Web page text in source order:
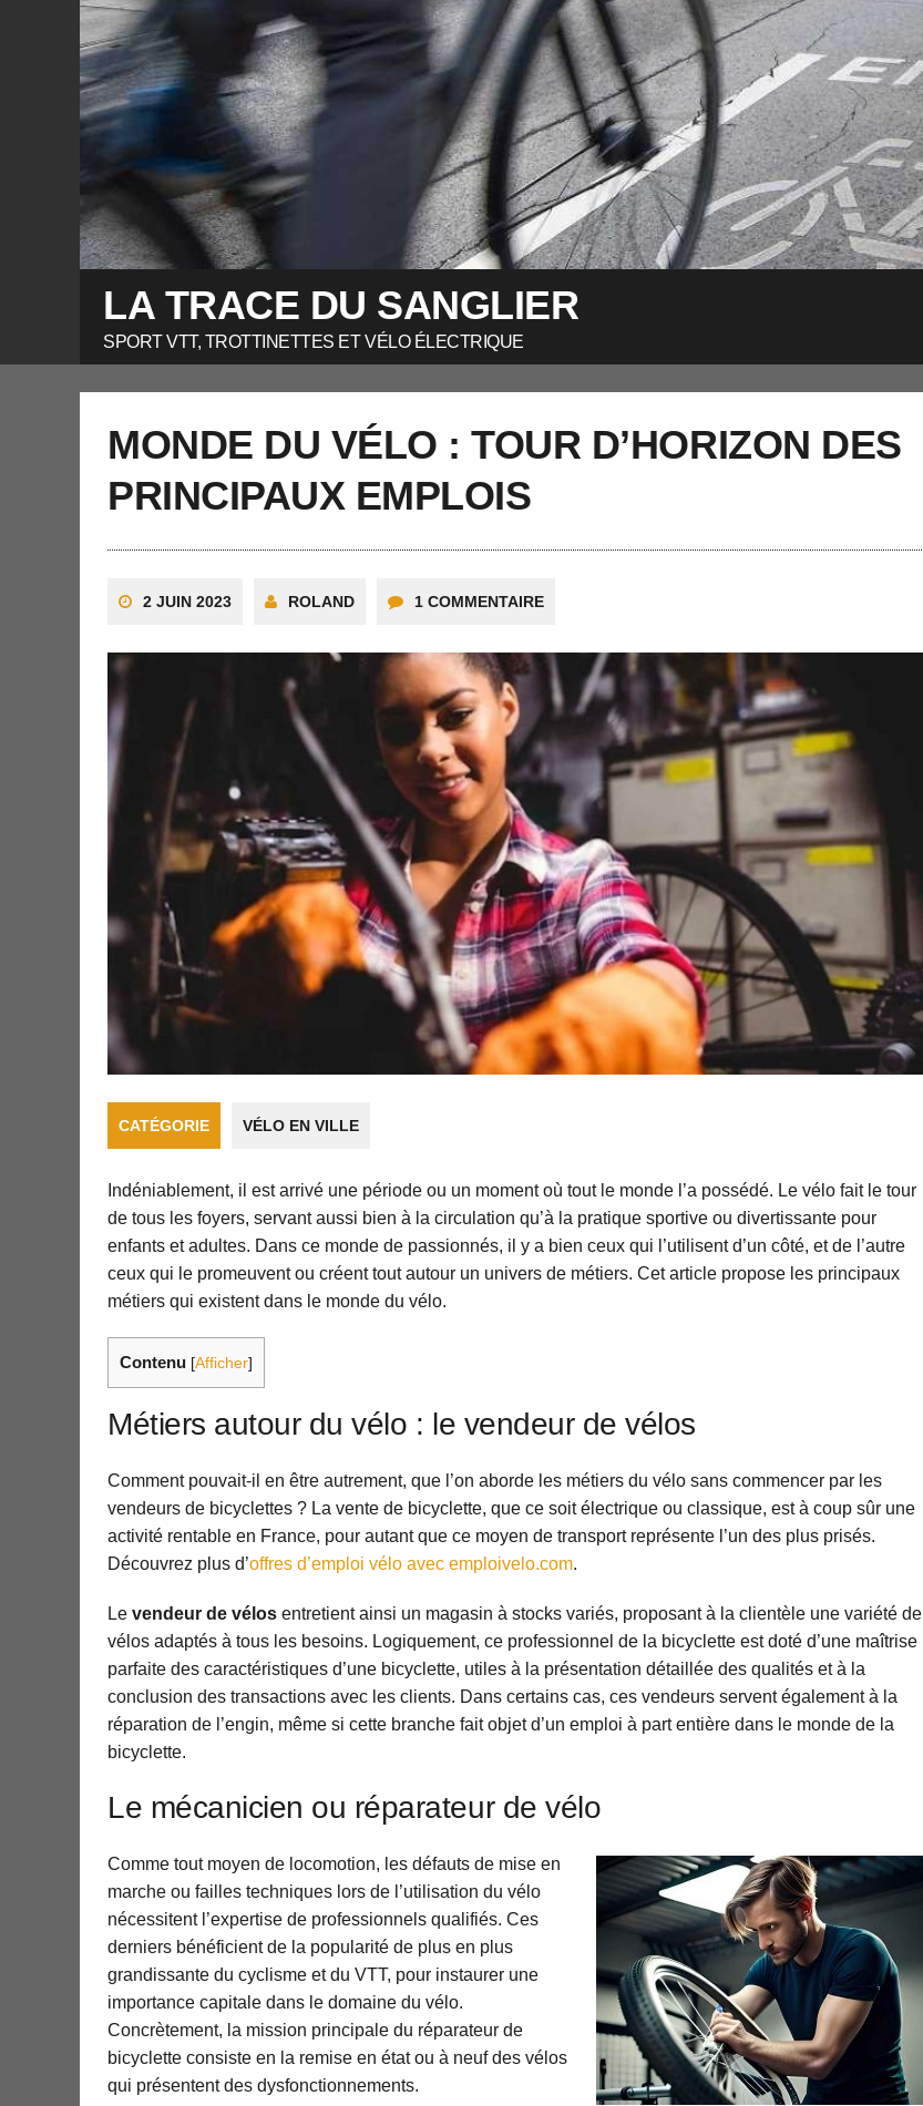
LA TRACE DU SANGLIER
SPORT VTT, TROTTINETTES ET VÉLO ÉLECTRIQUE
MONDE DU VÉLO : TOUR D’HORIZON DES
PRINCIPAUX EMPLOIS
2 JUIN 2023 ROLAND 1 COMMENTAIRE
CATÉGORIE VÉLO EN VILLE
Indéniablement, il est arrivé une période ou un moment où tout le monde l’a possédé. Le vélo fait le tour
de tous les foyers, servant aussi bien à la circulation qu’à la pratique sportive ou divertissante pour
enfants et adultes. Dans ce monde de passionnés, il y a bien ceux qui l’utilisent d’un côté, et de l’autre
ceux qui le promeuvent ou créent tout autour un univers de métiers. Cet article propose les principaux
métiers qui existent dans le monde du vélo.
Contenu [Afficher]
Métiers autour du vélo : le vendeur de vélos
Comment pouvait-il en être autrement, que l’on aborde les métiers du vélo sans commencer par les
vendeurs de bicyclettes ? La vente de bicyclette, que ce soit électrique ou classique, est à coup sûr une
activité rentable en France, pour autant que ce moyen de transport représente l’un des plus prisés.
Découvrez plus d’offres d’emploi vélo avec emploivelo.com.
Le vendeur de vélos entretient ainsi un magasin à stocks variés, proposant à la clientèle une variété de
vélos adaptés à tous les besoins. Logiquement, ce professionnel de la bicyclette est doté d’une maîtrise
parfaite des caractéristiques d’une bicyclette, utiles à la présentation détaillée des qualités et à la
conclusion des transactions avec les clients. Dans certains cas, ces vendeurs servent également à la
réparation de l’engin, même si cette branche fait objet d’un emploi à part entière dans le monde de la
bicyclette.
Le mécanicien ou réparateur de vélo
Comme tout moyen de locomotion, les défauts de mise en
marche ou failles techniques lors de l’utilisation du vélo
nécessitent l’expertise de professionnels qualifiés. Ces
derniers bénéficient de la popularité de plus en plus
grandissante du cyclisme et du VTT, pour instaurer une
importance capitale dans le domaine du vélo.
Concrètement, la mission principale du réparateur de
bicyclette consiste en la remise en état ou à neuf des vélos
qui présentent des dysfonctionnements.